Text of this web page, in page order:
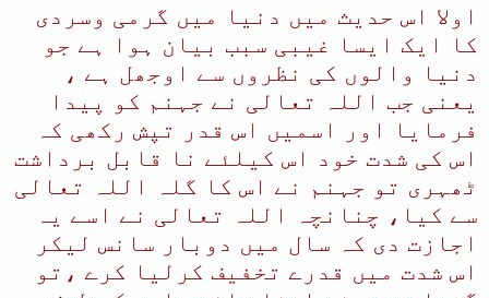
اولا اس حدیث میں دنیا میں گرمی وسردی
کا ایک ایسا غیبی سبب بیان ہوا ہے جو
دنیا والوں کی نظروں سے اوجھل ہے ،
یعنی جب اللہ تعالی نے جہنم کو پیدا
فرمایا اور اسمیں اس قدر تپش رکھی کہ
اس کی شدت خود اس کیلئے نا قابل برداشت
ٹھہری تو جہنم نے اس کا گلہ اللہ تعالی
سے کیا، چنانچہ اللہ تعالی نے اسے یہ
اجازت دی کہ سال میں دوبار سانس لیکر
اس شدت میں قدرے تخفیف کرلیا کرے ،تو